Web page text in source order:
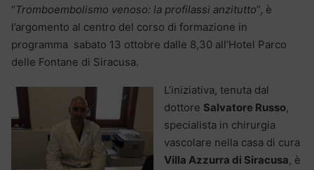
“Tromboembolismo venoso: la profilassi anzitutto”, è
l’argomento al centro del corso di formazione in
programma sabato 13 ottobre dalle 8,30 all’Hotel Parco
delle Fontane di Siracusa.
L’iniziativa, tenuta dal
dottore Salvatore Russo,
specialista in chirurgia
vascolare nella casa di cura
Villa Azzurra di Siracusa, è